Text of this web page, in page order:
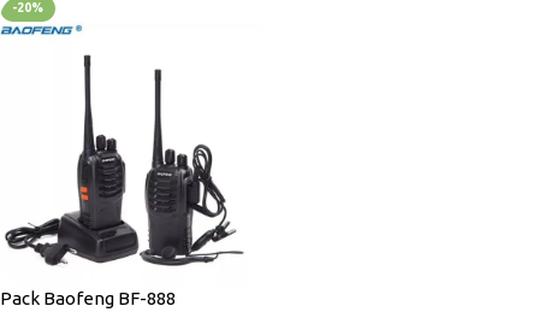
-20%
Pack Baofeng BF-888